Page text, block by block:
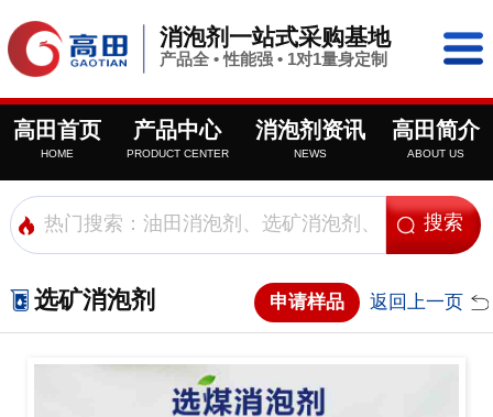
消泡剂一站式采购基地
产品全 • 性能强 • 1对1量身定制
高田首页
HOME
产品中心
PRODUCT CENTER
消泡剂资讯
NEWS
高田简介
ABOUT US
选矿消泡剂 申请样品 返回上一页